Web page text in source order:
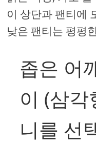
이 상단과 팬티에
낮은 팬티는 평평
좁은 어
이 (삼각
니를 선